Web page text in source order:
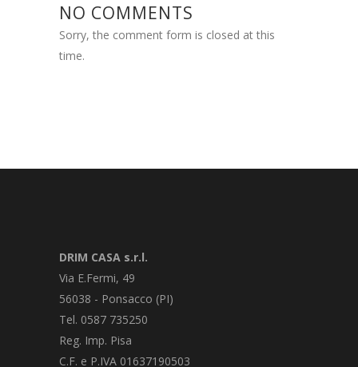
NO COMMENTS
Sorry, the comment form is closed at this
time.
DRIM CASA s.r.l.
Via E.Fermi, 49
56038 - Ponsacco (PI)
Tel. 0587 735250
Reg. Imp. Pisa
C.F. e P.IVA 01637190503